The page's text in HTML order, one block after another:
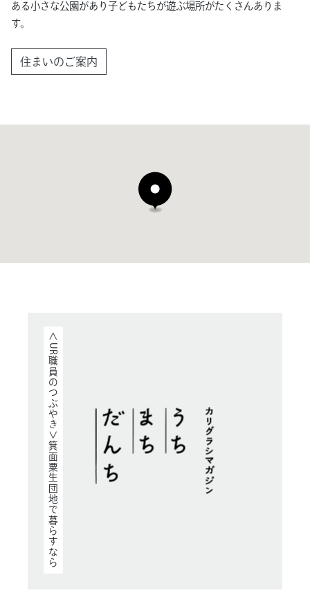
ある小さな公園があり子どもたちが遊ぶ場所がたくさんありま
す。
住まいのご案内
＜UR職員のつぶやき＞箕面粟生団地で暮らすなら